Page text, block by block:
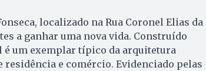
localizado na Rua Coronel Elias da
a ganhar uma nova vida. Construído
um exemplar típico da arquitetura
e comércio. Evidenciado pelas